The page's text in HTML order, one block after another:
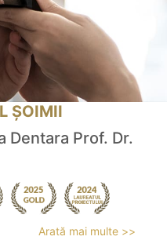
ȘOIMII
Dentara Prof. Dr.
Arată mai multe >>